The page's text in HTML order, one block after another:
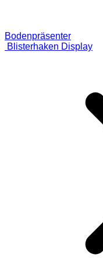
Bodenpräsenter
Blisterhaken Display